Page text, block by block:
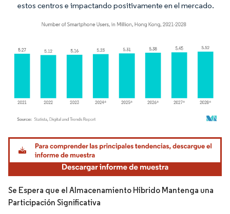
estos centros e impactando positivamente en el mercado.
Imagen © Mordor Intelligence. El uso requiere atribución según CC BY 4.0.
Se Espera que el Almacenamiento Híbrido Mantenga una
Participación Significativa